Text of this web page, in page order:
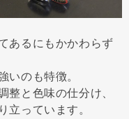
あるにもかかわらず
いのも特徴。
整と色味の仕分け、
立っています。